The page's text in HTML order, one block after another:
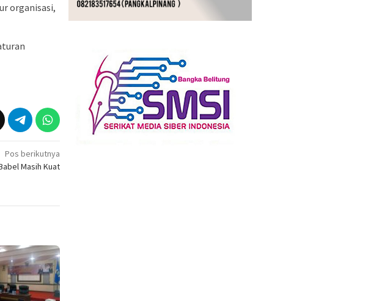
organisasi,
Pos berikutnya
Masih Kuat